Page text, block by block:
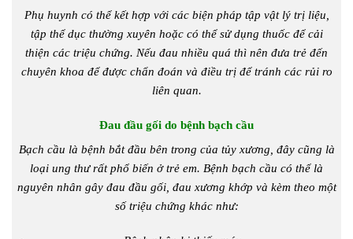
Phụ huynh có thể kết hợp với các biện pháp tập vật lý trị liệu,
tập thể dục thường xuyên hoặc có thể sử dụng thuốc để cải
thiện các triệu chứng. Nếu đau nhiều quá thì nên đưa trẻ đến
chuyên khoa để được chẩn đoán và điều trị để tránh các rủi ro
liên quan.
Đau đầu gối do bệnh bạch cầu
Bạch cầu là bệnh bắt đầu bên trong của tủy xương, đây cũng là
loại ung thư rất phổ biến ở trẻ em. Bệnh bạch cầu có thể là
nguyên nhân gây đau đầu gối, đau xương khớp và kèm theo một
số triệu chứng khác như: